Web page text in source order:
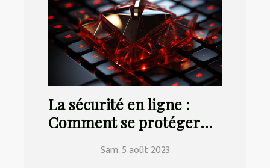
La sécurité en ligne :
Comment se protéger
Sam. 5 août 2023